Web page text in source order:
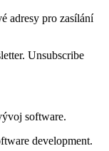
adresy pro zasílání
Unsubscribe
software.
development.